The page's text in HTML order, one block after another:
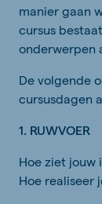
manier gaan
cursus
onderwerpen
De volgende
cursusdagen
1. RUWVOER
Hoe ziet jouw
Hoe realiseer